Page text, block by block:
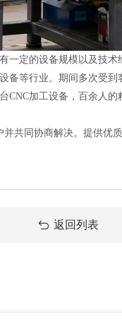
定的设备规模以及技术
备等行业。期间多次受到
加工设备，百余人的
协商解决。提供优质
返回列表